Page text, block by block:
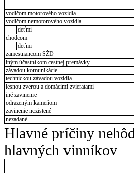
vodičom motorového vozidla
vodičom nemotorového vozidla
deťmi
chodcom
deťmi
zamestnancom SŽD
iným účastníkom cestnej premávky
závadou komunikácie
technickou závadou vozidla
lesnou zverou a domácimi zvieratami
iné zavinenie
odrazeným kameňom
zavinenie nezistené
nezadané
Hlavné príčiny
hlavných vinníkov